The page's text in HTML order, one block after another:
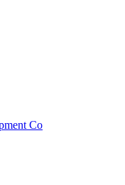
Co